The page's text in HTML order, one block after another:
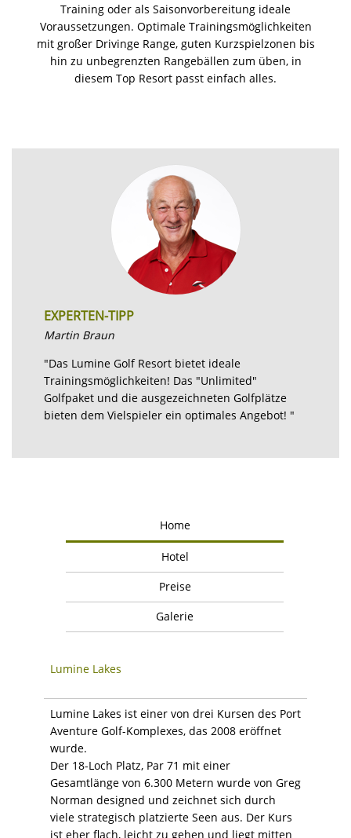
Training oder als Saisonvorbereitung ideale
Voraussetzungen. Optimale Trainingsmöglichkeiten
mit großer Drivinge Range, guten Kurzspielzonen bis
hin zu unbegrenzten Rangebällen zum üben, in
diesem Top Resort passt einfach alles.
EXPERTEN-TIPP
Martin Braun
"Das Lumine Golf Resort bietet ideale
Trainingsmöglichkeiten! Das "Unlimited"
Golfpaket und die ausgezeichneten Golfplätze
bieten dem Vielspieler ein optimales Angebot! "
Home
Hotel
Preise
Galerie
Lumine Lakes
Lumine Lakes ist einer von drei Kursen des Port
Aventure Golf-Komplexes, das 2008 eröffnet
wurde.
Der 18-Loch Platz, Par 71 mit einer
Gesamtlänge von 6.300 Metern wurde von Greg
Norman designed und zeichnet sich durch
viele strategisch platzierte Seen aus. Der Kurs
ist eher flach, leicht zu gehen und liegt mitten